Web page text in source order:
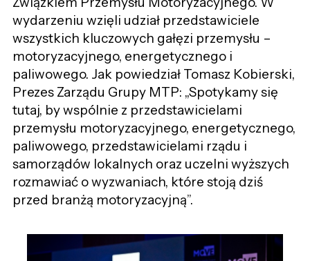
wydarzeniu wzięli udział przedstawiciele
wszystkich kluczowych gałęzi przemysłu –
motoryzacyjnego, energetycznego i
paliwowego. Jak powiedział Tomasz Kobierski,
Prezes Zarządu Grupy MTP: „Spotykamy się
tutaj, by wspólnie z przedstawicielami
przemysłu motoryzacyjnego, energetycznego,
paliwowego, przedstawicielami rządu i
samorządów lokalnych oraz uczelni wyższych
rozmawiać o wyzwaniach, które stoją dziś
przed branżą motoryzacyjną”.